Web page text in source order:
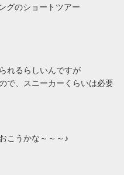
グのショートツアー
れるらしいんですが
で、スニーカーくらいは必要
こうかな～～～♪